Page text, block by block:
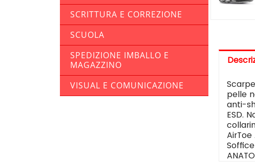
SCRITTURA E CORREZIONE
SCUOLA
SPEDIZIONE IMBALLO E
MAGAZZINO
VISUAL E COMUNICAZIONE
pelle
anti-
ESD.
AirToe